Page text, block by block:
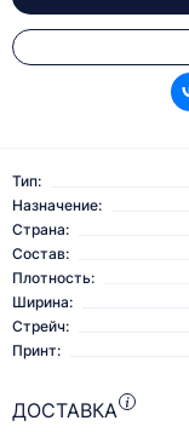
Тип:
Назначение:
Страна:
Состав:
Плотность:
Ширина:
Стрейч:
Принт:
ДОСТАВКА